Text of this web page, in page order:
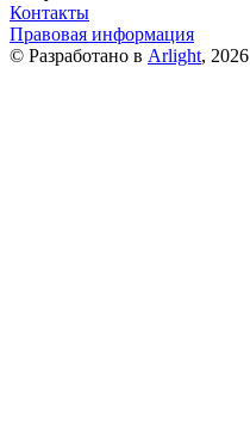
Контакты
Правовая информация
© Разработано в Arlight, 2026